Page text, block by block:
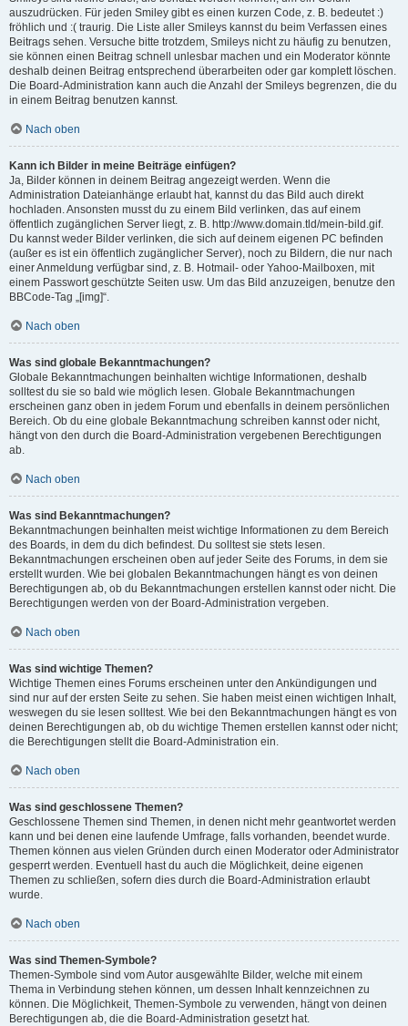
auszudrücken. Für jeden Smiley gibt es einen kurzen Code, z. B. bedeutet :)
fröhlich und :( traurig. Die Liste aller Smileys kannst du beim Verfassen eines
Beitrags sehen. Versuche bitte trotzdem, Smileys nicht zu häufig zu benutzen,
sie können einen Beitrag schnell unlesbar machen und ein Moderator könnte
deshalb deinen Beitrag entsprechend überarbeiten oder gar komplett löschen.
Die Board-Administration kann auch die Anzahl der Smileys begrenzen, die du
in einem Beitrag benutzen kannst.
Nach oben
Kann ich Bilder in meine Beiträge einfügen?
Ja, Bilder können in deinem Beitrag angezeigt werden. Wenn die
Administration Dateianhänge erlaubt hat, kannst du das Bild auch direkt
hochladen. Ansonsten musst du zu einem Bild verlinken, das auf einem
öffentlich zugänglichen Server liegt, z. B. http://www.domain.tld/mein-bild.gif.
Du kannst weder Bilder verlinken, die sich auf deinem eigenen PC befinden
(außer es ist ein öffentlich zugänglicher Server), noch zu Bildern, die nur nach
einer Anmeldung verfügbar sind, z. B. Hotmail- oder Yahoo-Mailboxen, mit
einem Passwort geschützte Seiten usw. Um das Bild anzuzeigen, benutze den
BBCode-Tag „[img]“.
Nach oben
Was sind globale Bekanntmachungen?
Globale Bekanntmachungen beinhalten wichtige Informationen, deshalb
solltest du sie so bald wie möglich lesen. Globale Bekanntmachungen
erscheinen ganz oben in jedem Forum und ebenfalls in deinem persönlichen
Bereich. Ob du eine globale Bekanntmachung schreiben kannst oder nicht,
hängt von den durch die Board-Administration vergebenen Berechtigungen
ab.
Nach oben
Was sind Bekanntmachungen?
Bekanntmachungen beinhalten meist wichtige Informationen zu dem Bereich
des Boards, in dem du dich befindest. Du solltest sie stets lesen.
Bekanntmachungen erscheinen oben auf jeder Seite des Forums, in dem sie
erstellt wurden. Wie bei globalen Bekanntmachungen hängt es von deinen
Berechtigungen ab, ob du Bekanntmachungen erstellen kannst oder nicht. Die
Berechtigungen werden von der Board-Administration vergeben.
Nach oben
Was sind wichtige Themen?
Wichtige Themen eines Forums erscheinen unter den Ankündigungen und
sind nur auf der ersten Seite zu sehen. Sie haben meist einen wichtigen Inhalt,
weswegen du sie lesen solltest. Wie bei den Bekanntmachungen hängt es von
deinen Berechtigungen ab, ob du wichtige Themen erstellen kannst oder nicht;
die Berechtigungen stellt die Board-Administration ein.
Nach oben
Was sind geschlossene Themen?
Geschlossene Themen sind Themen, in denen nicht mehr geantwortet werden
kann und bei denen eine laufende Umfrage, falls vorhanden, beendet wurde.
Themen können aus vielen Gründen durch einen Moderator oder Administrator
gesperrt werden. Eventuell hast du auch die Möglichkeit, deine eigenen
Themen zu schließen, sofern dies durch die Board-Administration erlaubt
wurde.
Nach oben
Was sind Themen-Symbole?
Themen-Symbole sind vom Autor ausgewählte Bilder, welche mit einem
Thema in Verbindung stehen können, um dessen Inhalt kennzeichnen zu
können. Die Möglichkeit, Themen-Symbole zu verwenden, hängt von deinen
Berechtigungen ab, die die Board-Administration gesetzt hat.